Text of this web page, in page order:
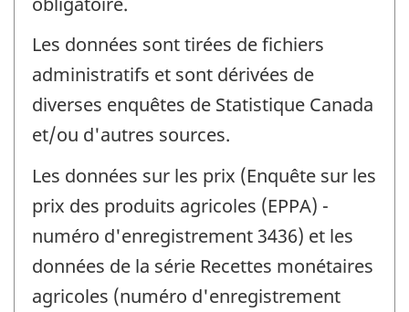
Les données sont tirées de fichiers
administratifs et sont dérivées de
diverses enquêtes de Statistique Canada
et/ou d'autres sources.
Les données sur les prix (Enquête sur les
prix des produits agricoles (EPPA) -
numéro d'enregistrement 3436) et les
données de la série Recettes monétaires
agricoles (numéro d'enregistrement